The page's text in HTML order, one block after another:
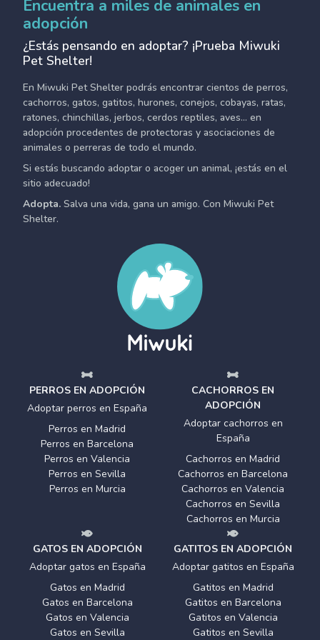
Encuentra a miles de animales en
adopción
¿Estás pensando en adoptar? ¡Prueba Miwuki
Pet Shelter!
En Miwuki Pet Shelter podrás encontrar cientos de perros,
cachorros, gatos, gatitos, hurones, conejos, cobayas, ratas,
ratones, chinchillas, jerbos, cerdos reptiles, aves... en
adopción procedentes de protectoras y asociaciones de
animales o perreras de todo el mundo.
Si estás buscando adoptar o acoger un animal, ¡estás en el
sitio adecuado!
Adopta. Salva una vida, gana un amigo. Con Miwuki Pet
Shelter.
PERROS EN ADOPCIÓN
Adoptar perros en España
Perros en Madrid
Perros en Barcelona
Perros en Valencia
Perros en Sevilla
Perros en Murcia
CACHORROS EN
ADOPCIÓN
Adoptar cachorros en
España
Cachorros en Madrid
Cachorros en Barcelona
Cachorros en Valencia
Cachorros en Sevilla
Cachorros en Murcia
GATOS EN ADOPCIÓN
Adoptar gatos en España
Gatos en Madrid
Gatos en Barcelona
Gatos en Valencia
Gatos en Sevilla
GATITOS EN ADOPCIÓN
Adoptar gatitos en España
Gatitos en Madrid
Gatitos en Barcelona
Gatitos en Valencia
Gatitos en Sevilla